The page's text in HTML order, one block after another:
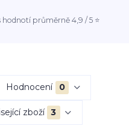
průměrně 4,9 / 5 ⭐
Hodnocení 0
zboží 3